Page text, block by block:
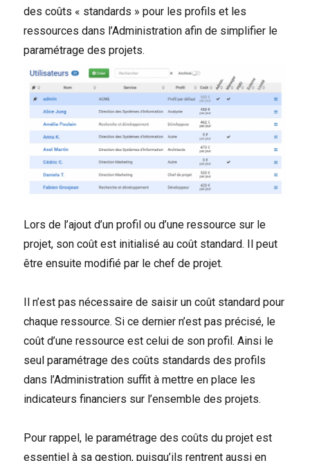
des coûts « standards » pour les profils et les
ressources dans l’Administration afin de simplifier le
paramétrage des projets.
Lors de l’ajout d’un profil ou d’une ressource sur le
projet, son coût est initialisé au coût standard. Il peut
être ensuite modifié par le chef de projet.
Il n’est pas nécessaire de saisir un coût standard pour
chaque ressource. Si ce dernier n’est pas précisé, le
coût d’une ressource est celui de son profil. Ainsi le
seul paramétrage des coûts standards des profils
dans l’Administration suffit à mettre en place les
indicateurs financiers sur l’ensemble des projets.
Pour rappel, le paramétrage des coûts du projet est
essentiel à sa gestion, puisqu’ils rentrent aussi en